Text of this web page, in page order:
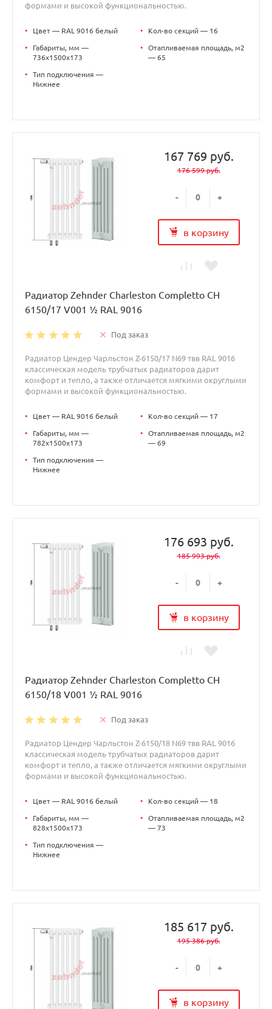
формами и высокой функциональностью.
• Цвет — RAL 9016 белый
•
Габариты, мм —
736x1500x173
•
Тип подключения —
Нижнее
• Кол-во секций — 16
•
Отапливаемая площадь, м2
— 65
167 769 руб.
176 599 руб.
- +
в корзину
Радиатор Zehnder Charleston Completto CH
6150/17 V001 ½ RAL 9016
Под заказ
Радиатор Цендер Чарльстон Z-6150/17 N69 твв RAL 9016
классическая модель трубчатых радиаторов дарит
комфорт и тепло, а также отличается мягкими округлыми
формами и высокой функциональностью.
• Цвет — RAL 9016 белый
•
Габариты, мм —
782x1500x173
•
Тип подключения —
Нижнее
• Кол-во секций — 17
•
Отапливаемая площадь, м2
— 69
176 693 руб.
185 993 руб.
- +
в корзину
Радиатор Zehnder Charleston Completto CH
6150/18 V001 ½ RAL 9016
Под заказ
Радиатор Цендер Чарльстон Z-6150/18 N69 твв RAL 9016
классическая модель трубчатых радиаторов дарит
комфорт и тепло, а также отличается мягкими округлыми
формами и высокой функциональностью.
• Цвет — RAL 9016 белый
•
Габариты, мм —
828x1500x173
•
Тип подключения —
Нижнее
• Кол-во секций — 18
•
Отапливаемая площадь, м2
— 73
185 617 руб.
195 386 руб.
- +
в корзину